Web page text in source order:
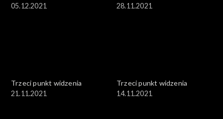
05.12.2021
28.11.2021
Trzeci punkt widzenia
21.11.2021
Trzeci punkt widzenia
14.11.2021